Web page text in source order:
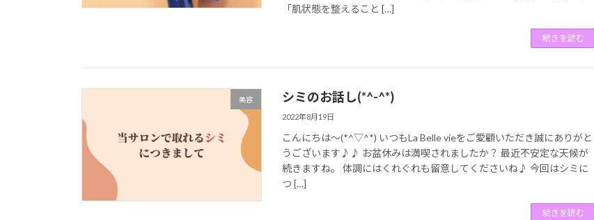
「肌状態を整えること […]
続きを読む
美容 シミのお話し(*^-^*)
2022年8月19日
こんにちは～(*^▽^*) いつもLa Belle vieをご愛顧いただき誠にありがと
うございます♪♪ お盆休みは満喫されましたか？ 最近不安定な天候が
続きますね。 体調にはくれぐれも留意してくださいね♪ 今回はシミに
つ […]
続きを読む